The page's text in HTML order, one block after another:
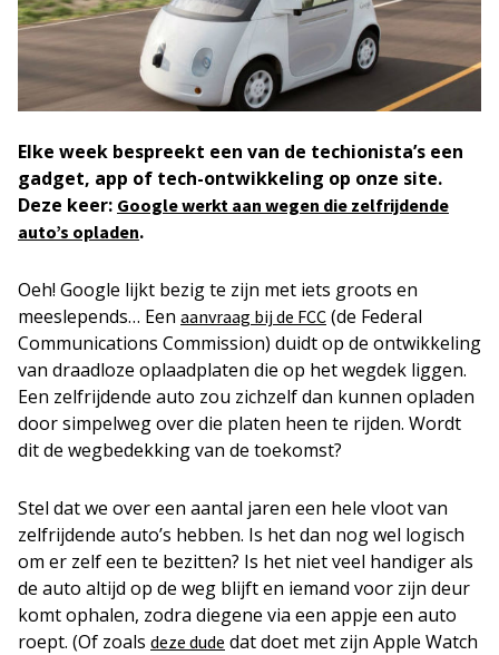
Elke week bespreekt een van de techionista’s een
gadget, app of tech-ontwikkeling op onze site.
Deze keer: Google werkt aan wegen die zelfrijdende
auto’s opladen.
Oeh! Google lijkt bezig te zijn met iets groots en
meeslepends… Een aanvraag bij de FCC (de Federal
Communications Commission) duidt op de ontwikkeling
van draadloze oplaadplaten die op het wegdek liggen.
Een zelfrijdende auto zou zichzelf dan kunnen opladen
door simpelweg over die platen heen te rijden. Wordt
dit de wegbedekking van de toekomst?
Stel dat we over een aantal jaren een hele vloot van
zelfrijdende auto’s hebben. Is het dan nog wel logisch
om er zelf een te bezitten? Is het niet veel handiger als
de auto altijd op de weg blijft en iemand voor zijn deur
komt ophalen, zodra diegene via een appje een auto
roept. (Of zoals deze dude dat doet met zijn Apple Watch